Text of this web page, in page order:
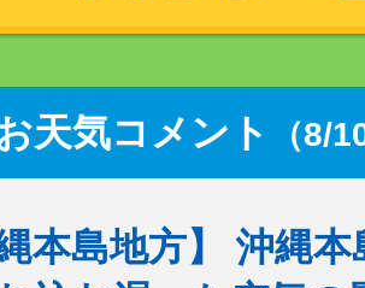
天気コメント （8/
縄本島地方】 沖縄